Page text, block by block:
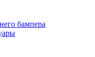
бампера